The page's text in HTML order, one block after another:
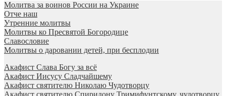
Молитва за воинов России на Украине
Отче наш
Утренние молитвы
Молитвы ко Пресвятой Богородице
Славословие
Молитвы о даровании детей, при бесплодии
Акафист Слава Богу за всё
Акафист Иисусу Сладчайшему
Акафист святителю Николаю Чудотворцу
Акафист святителю Спиридону Тримифунтскому, чудотворцу